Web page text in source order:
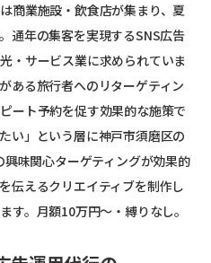
商業施設・飲食店が集まり、夏
通年の集客を実現するSNS広告
・サービス業に求められていま
ある旅行者へのリターゲティン
ート予約を促す効果的な施策で
い」という層に神戸市須磨区の
味関心ターゲティングが効果的
伝えるクリエイティブを制作し
す。月額10万円〜・縛りなし。